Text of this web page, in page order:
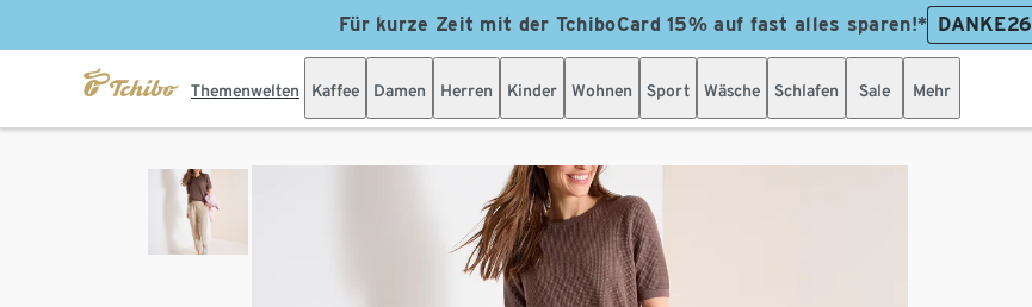
Für kurze Zeit mit der TchiboCard 15% auf fast alles sparen!* DANKE26
Themenwelten Kaffee Damen Herren Kinder Wohnen Sport Wäsche Schlafen Sale Mehr